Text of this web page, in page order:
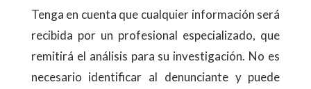
Tenga en cuenta que cualquier información será
recibida por un profesional especializado, que
remitirá el análisis para su investigación. No es
necesario identificar al denunciante y puede